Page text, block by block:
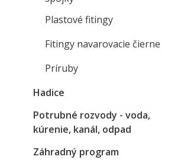
Plastové fitingy
Fitingy navarovacie čierne
Príruby
Hadice
Potrubné rozvody - voda,
kúrenie, kanál, odpad
Záhradný program